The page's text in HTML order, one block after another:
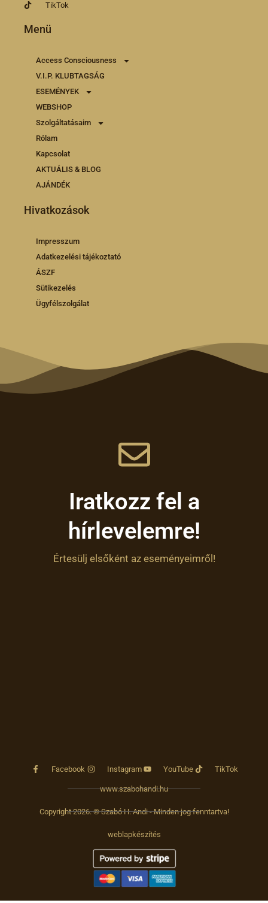
TikTok
Menü
Access Consciousness
V.I.P. KLUBTAGSÁG
ESEMÉNYEK
WEBSHOP
Szolgáltatásaim
Rólam
Kapcsolat
AKTUÁLIS & BLOG
AJÁNDÉK
Hivatkozások
Impresszum
Adatkezelési tájékoztató
ÁSZF
Sütikezelés
Ügyfélszolgálat
Iratkozz fel a
hírlevelemre!
Értesülj elsőként az eseményeimről!
Facebook Instagram YouTube TikTok
www.szabohandi.hu
Copyright 2026. © Szabó H. Andi - Minden jog fenntartva!
weblapkészítés